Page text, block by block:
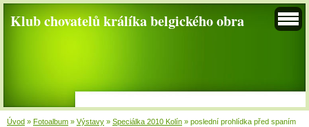
Klub chovatelů králíka belgického obra
Úvod » Fotoalbum » Výstavy » Speciálka 2010 Kolín » poslední prohlídka před spaním